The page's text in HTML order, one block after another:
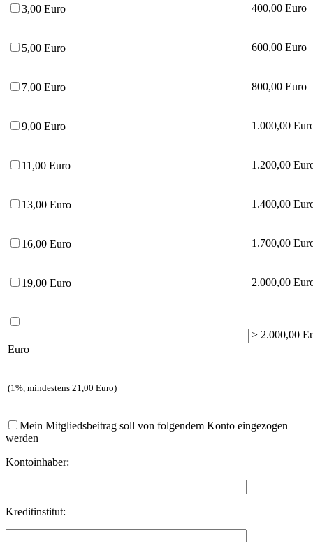
3,00 Euro 400,00 Euro
5,00 Euro 600,00 Euro
7,00 Euro 800,00 Euro
9,00 Euro 1.000,00
11,00 Euro 1.200,00
13,00 Euro 1.400,00
16,00 Euro 1.700,00
19,00 Euro 2.000,00
Euro
> 2.000,00
(1%, mindestens 21,00 Euro)
Mein Mitgliedsbeitrag soll von folgendem Konto eingezogen
werden
Kontoinhaber:
Kreditinstitut: